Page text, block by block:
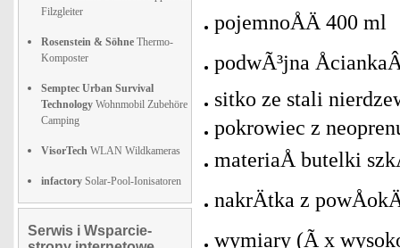
Filzgleiter
Rosenstein & Söhne Thermo-
Komposter
Semptec Urban Survival
Technology Wohnmobil Zubehöre
Camping
VisorTech WLAN Wildkameras
infactory Solar-Pool-Ionisatoren
Serwis i Wsparcie-
pojemnoÅÄ 400 ml
podwÃ³jna
sitko ze stali
pokrowiec z
materiaÅ butelki
nakrÄtka z
wymiary (Ã x